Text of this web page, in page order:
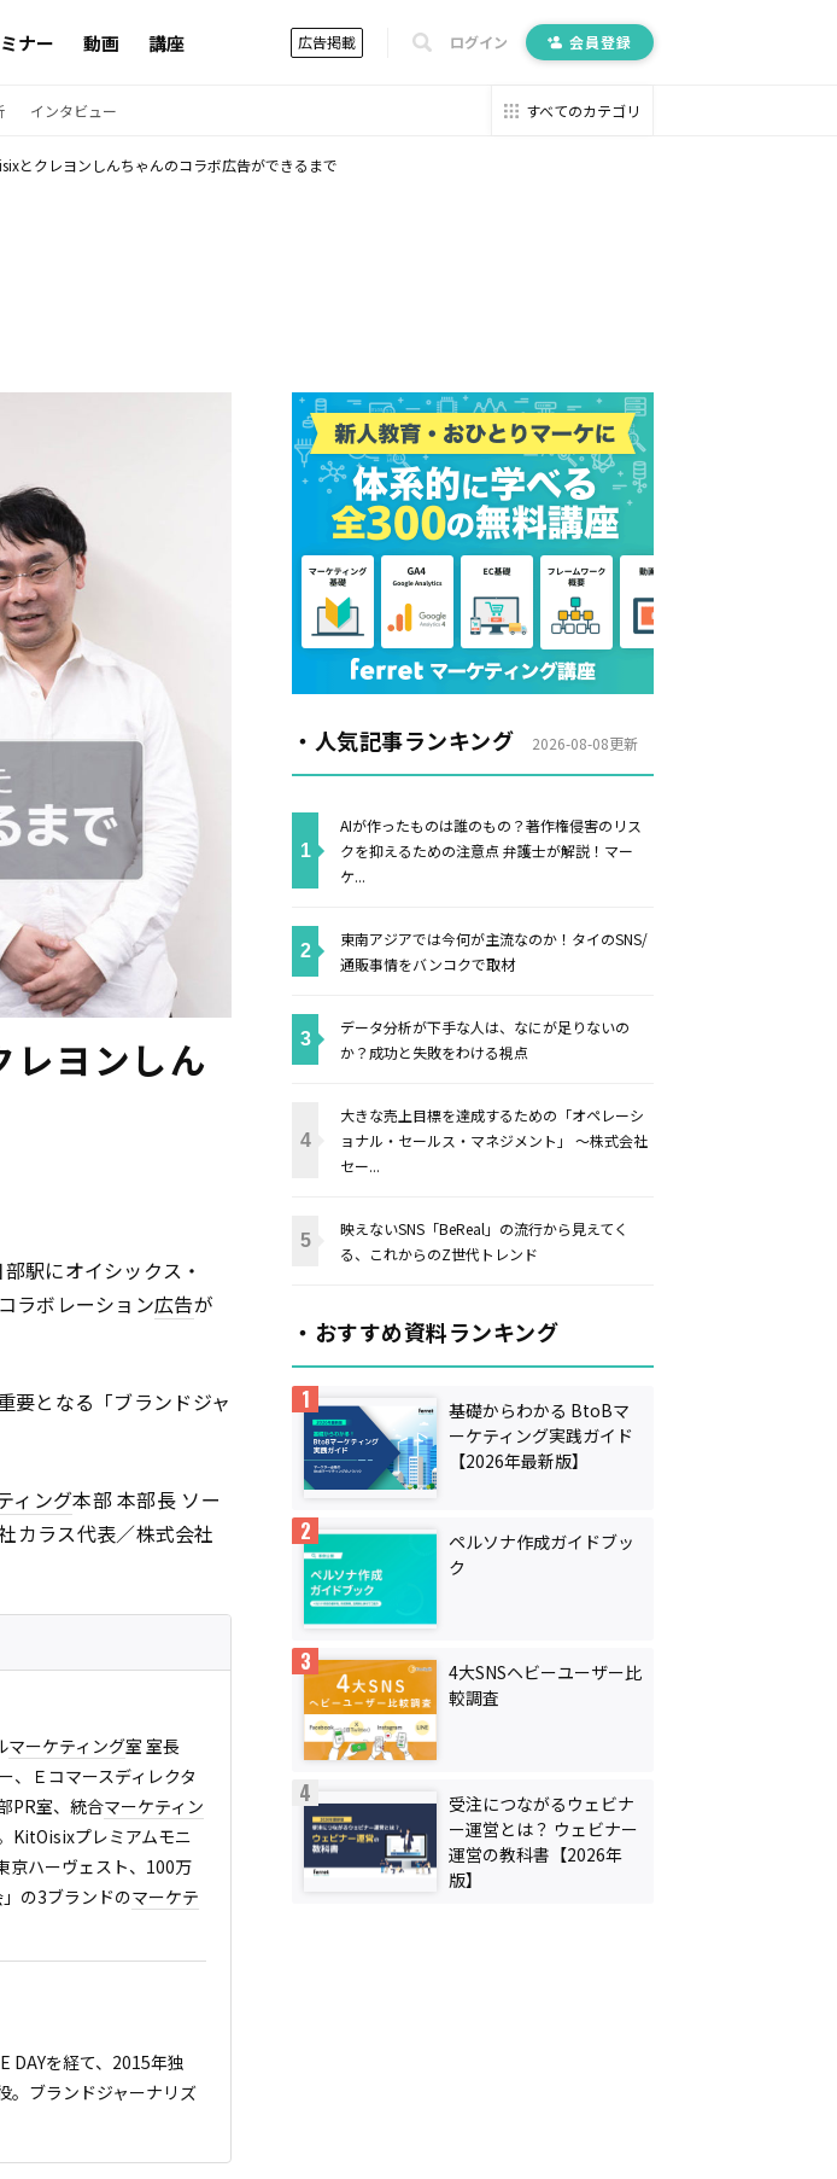
ナー 動画 講座 広告掲載 ログイン 会員登録
インタビュー すべてのカテゴリ
とクレヨンしんちゃんのコラボ広告ができるまで
ヨンしん
駅にオイシックス・
ラボレーション広告が
要となる「ブランドジャ
ィング本部 本部長 ソー
カラス代表／株式会社
マーケティング室 室長
、Ｅコマースディレクタ
PR室、統合マーケティン
KitOisixプレミアムモニ
京ハーヴェスト、100万
の3ブランドのマーケテ
DAYを経て、2015年独
。ブランドジャーナリズ
・人気記事ランキング 2026-08-08更新
AIが作ったものは誰のもの？著作権侵害のリス
クを抑えるための注意点 弁護士が解説！マー
ケ...
東南アジアでは今何が主流なのか！タイのSNS/
通販事情をバンコクで取材
データ分析が下手な人は、なにが足りないの
か？成功と失敗をわける視点
大きな売上目標を達成するための「オペレーシ
ョナル・セールス・マネジメント」 〜株式会社
セー...
映えないSNS「BeReal」の流行から見えてく
る、これからのZ世代トレンド
・おすすめ資料ランキング
基礎からわかる BtoBマ
ーケティング実践ガイド
【2026年最新版】
ペルソナ作成ガイドブッ
ク
4大SNSヘビーユーザー比
較調査
受注につながるウェビナ
ー運営とは？ ウェビナー
運営の教科書【2026年
版】